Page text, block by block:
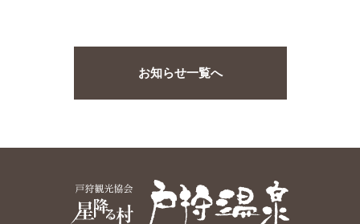
お知らせ一覧へ